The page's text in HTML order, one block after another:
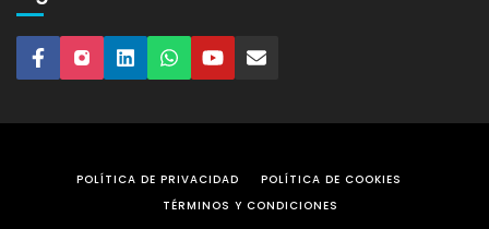
POLÍTICA DE PRIVACIDAD
POLÍTICA DE COOKIES
TÉRMINOS Y CONDICIONES